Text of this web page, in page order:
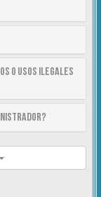
o usos ilegales